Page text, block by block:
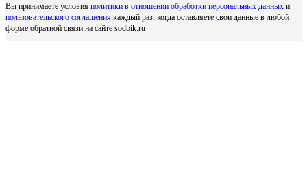
Вы принимаете условия политики в отношении обработки персональных данных и
пользовательского соглашения каждый раз, когда оставляете свои данные в любой
форме обратной связи на сайте sodbik.ru